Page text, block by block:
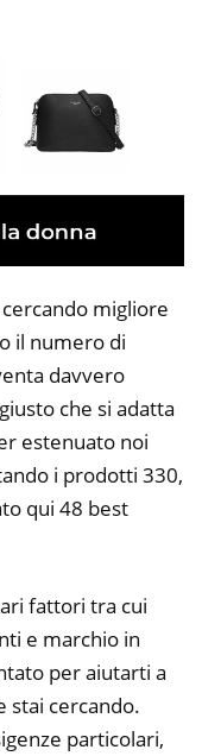
migliore
il numero di
davvero
che si adatta
estenuato noi
i prodotti 330,
qui 48 best
fattori tra cui
e marchio in
per aiutarti a
stai cercando.
particolari,